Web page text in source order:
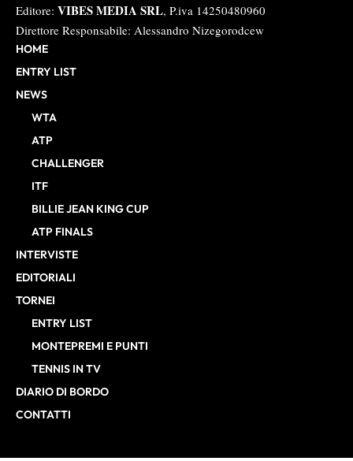
Editore: VIBES MEDIA SRL, P.iva 14250480960
Direttore Responsabile: Alessandro Nizegorodcew
HOME
ENTRY LIST
NEWS
WTA
ATP
CHALLENGER
ITF
BILLIE JEAN KING CUP
ATP FINALS
INTERVISTE
EDITORIALI
TORNEI
ENTRY LIST
MONTEPREMI E PUNTI
TENNIS IN TV
DIARIO DI BORDO
CONTATTI